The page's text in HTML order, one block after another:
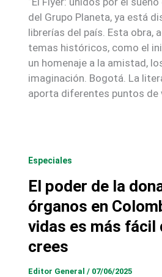
del Grupo Planeta, ya está
librerías del país. Esta obra,
temas históricos, como el
un homenaje a la amistad,
imaginación. Bogotá. La
aporta diferentes puntos de
Especiales
El poder de la
órganos en
vidas es más fácil
crees
Editor General / 07/06/2025